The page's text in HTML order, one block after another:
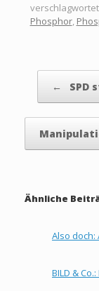
Phosphor,
← SPD
Ähnliche
Also
BILD &